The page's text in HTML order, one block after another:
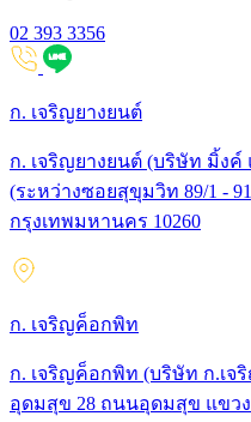
02 393 3356
ก. เจริญยางยนต์
ก. เจริญยางยนต์ (บริษัท มิ้ง
(ระหว่างซอยสุขุมวิท 89/1 -
กรุงเทพมหานคร 10260
ก. เจริญค็อกพิท
ก. เจริญค็อกพิท (บริษัท ก.เจ
อุดมสุข 28 ถนนอุดมสุข แขว